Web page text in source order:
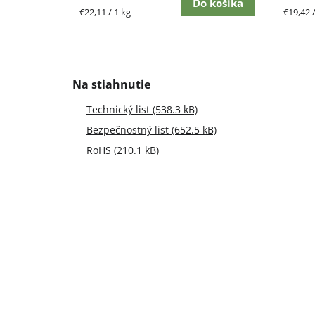
Jednotková
€22,11 / 1 kg €19,42
Technický list (538.3 kB)
Bezpečnostný list (652.5 kB)
RoHS (210.1 kB)